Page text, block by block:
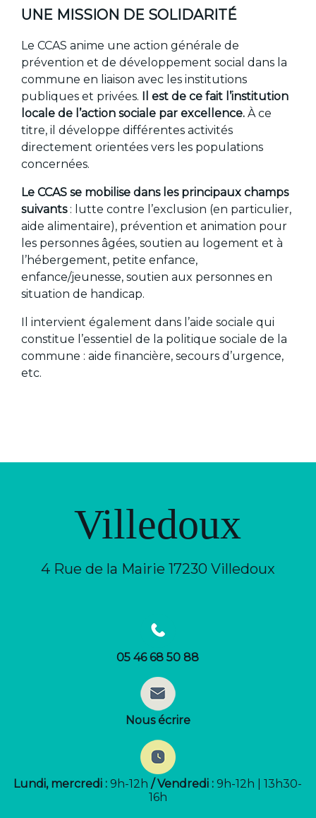
UNE MISSION DE SOLIDARITÉ
Le CCAS anime une action générale de
prévention et de développement social dans la
commune en liaison avec les institutions
publiques et privées. Il est de ce fait l’institution
locale de l’action sociale par excellence. À ce
titre, il développe différentes activités
directement orientées vers les populations
concernées.
Le CCAS se mobilise dans les principaux champs
suivants: lutte contre l’exclusion (en particulier,
aide alimentaire), prévention et animation pour
les personnes âgées, soutien au logement et à
l’hébergement, petite enfance,
enfance/jeunesse, soutien aux personnes en
situation de handicap.
Il intervient également dans l’aide sociale qui
constitue l’essentiel de la politique sociale de la
commune : aide financière, secours d’urgence,
etc.
Villedoux
4 Rue de la Mairie 17230 Villedoux
05 46 68 50 88
Nous écrire
Lundi, mercredi : 9h-12h / Vendredi :9h-12h | 13h30-
16h